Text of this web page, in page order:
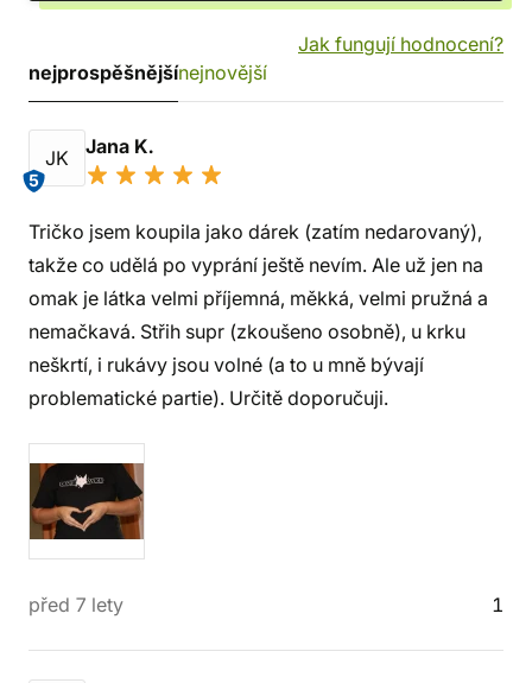
Jak fungují hodnocení?
nejprospěšnějšínejnovější
JK
5
Jana K.
Tričko jsem koupila jako dárek (zatím nedarovaný),
takže co udělá po vyprání ještě nevím. Ale už jen na
omak je látka velmi příjemná, měkká, velmi pružná a
nemačkavá. Střih supr (zkoušeno osobně), u krku
neškrtí, i rukávy jsou volné (a to u mně bývají
problematické partie). Určitě doporučuji.
před 7 lety 1